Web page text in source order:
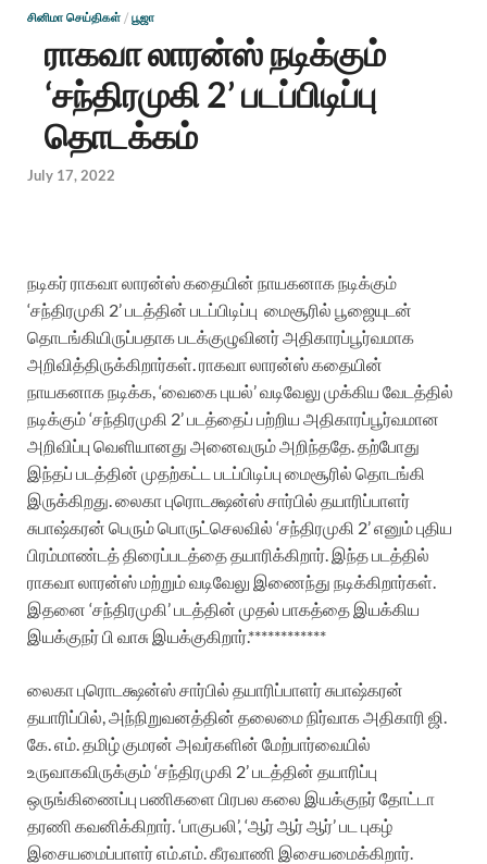
சினிமா செய்திகள் / பூஜா
ராகவா லாரன்ஸ் நடிக்கும்
‘சந்திரமுகி 2’ படப்பிடிப்பு
தொடக்கம்
July 17, 2022
நடிகர் ராகவா லாரன்ஸ் கதையின் நாயகனாக நடிக்கும்
‘சந்திரமுகி 2’ படத்தின் படப்பிடிப்பு மைசூரில் பூஜையுடன்
தொடங்கியிருப்பதாக படக்குழுவினர் அதிகாரப்பூர்வமாக
அறிவித்திருக்கிறார்கள். ராகவா லாரன்ஸ் கதையின்
நாயகனாக நடிக்க, ‘வைகை புயல்’ வடிவேலு முக்கிய வேடத்தில்
நடிக்கும் ‘சந்திரமுகி 2’ படத்தைப் பற்றிய அதிகாரப்பூர்வமான
அறிவிப்பு வெளியானது அனைவரும் அறிந்ததே. தற்போது
இந்தப் படத்தின் முதற்கட்ட படப்பிடிப்பு மைசூரில் தொடங்கி
இருக்கிறது. லைகா புரொடக்ஷன்ஸ் சார்பில் தயாரிப்பாளர்
சுபாஷ்கரன் பெரும் பொருட்செலவில் ‘சந்திரமுகி 2’ எனும் புதிய
பிரம்மாண்டத் திரைப்படத்தை தயாரிக்கிறார். இந்த படத்தில்
ராகவா லாரன்ஸ் மற்றும் வடிவேலு இணைந்து நடிக்கிறார்கள்.
இதனை ‘சந்திரமுகி’ படத்தின் முதல் பாகத்தை இயக்கிய
இயக்குநர் பி வாசு இயக்குகிறார்.************
லைகா புரொடக்ஷன்ஸ் சார்பில் தயாரிப்பாளர் சுபாஷ்கரன்
தயாரிப்பில், அந்நிறுவனத்தின் தலைமை நிர்வாக அதிகாரி ஜி.
கே. எம். தமிழ் குமரன் அவர்களின் மேற்பார்வையில்
உருவாகவிருக்கும் ‘சந்திரமுகி 2’ படத்தின் தயாரிப்பு
ஒருங்கிணைப்பு பணிகளை பிரபல கலை இயக்குநர் தோட்டா
தரணி கவனிக்கிறார். ‘பாகுபலி’, ‘ஆர் ஆர் ஆர்’ பட புகழ்
இசையமைப்பாளர் எம்.எம். கீரவாணி இசையமைக்கிறார்.